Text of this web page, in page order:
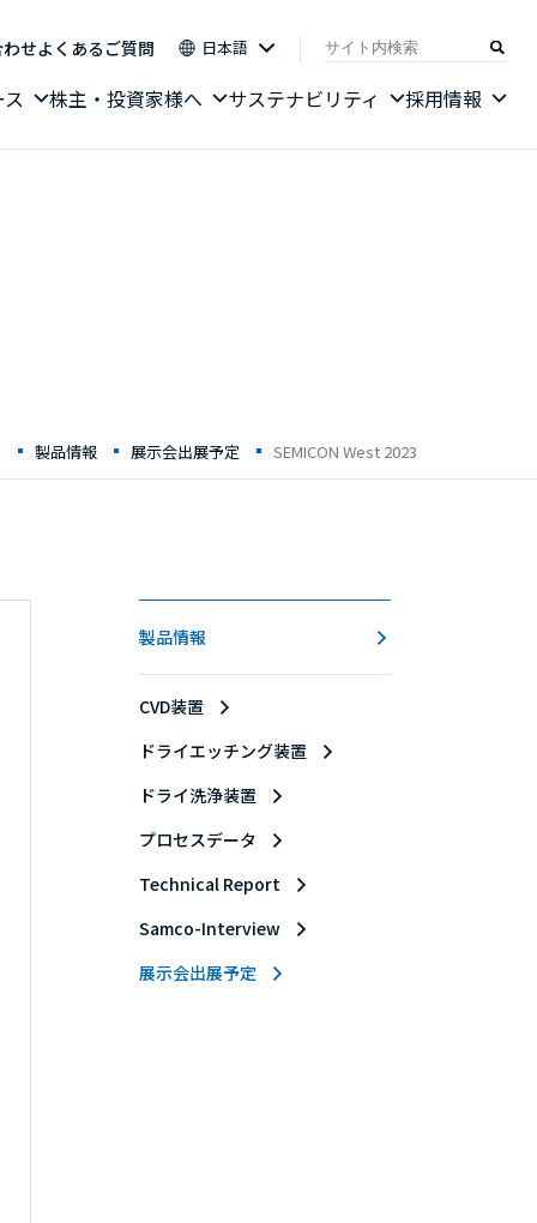
せよくあるご質問 日本語
株主・投資家様へ サステナビリティ 採用情報
製品情報 展示会出展予定 SEMICON West 2023
製品情報
CVD装置
ドライエッチング装置
ドライ洗浄装置
プロセスデータ
Technical Report
Samco-Interview
展示会出展予定